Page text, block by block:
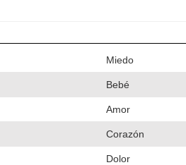
Miedo
Bebé
Amor
Corazón
Dolor